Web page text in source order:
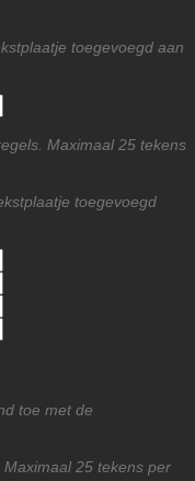
toegevoegd aan
Maximaal 25 tekens
toegevoegd
toe met de
25 tekens per